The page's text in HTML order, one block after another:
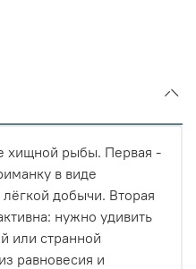
хищной рыбы. Первая -
в виде
добычи. Вторая
нужно удивить
или странной
равновесия и